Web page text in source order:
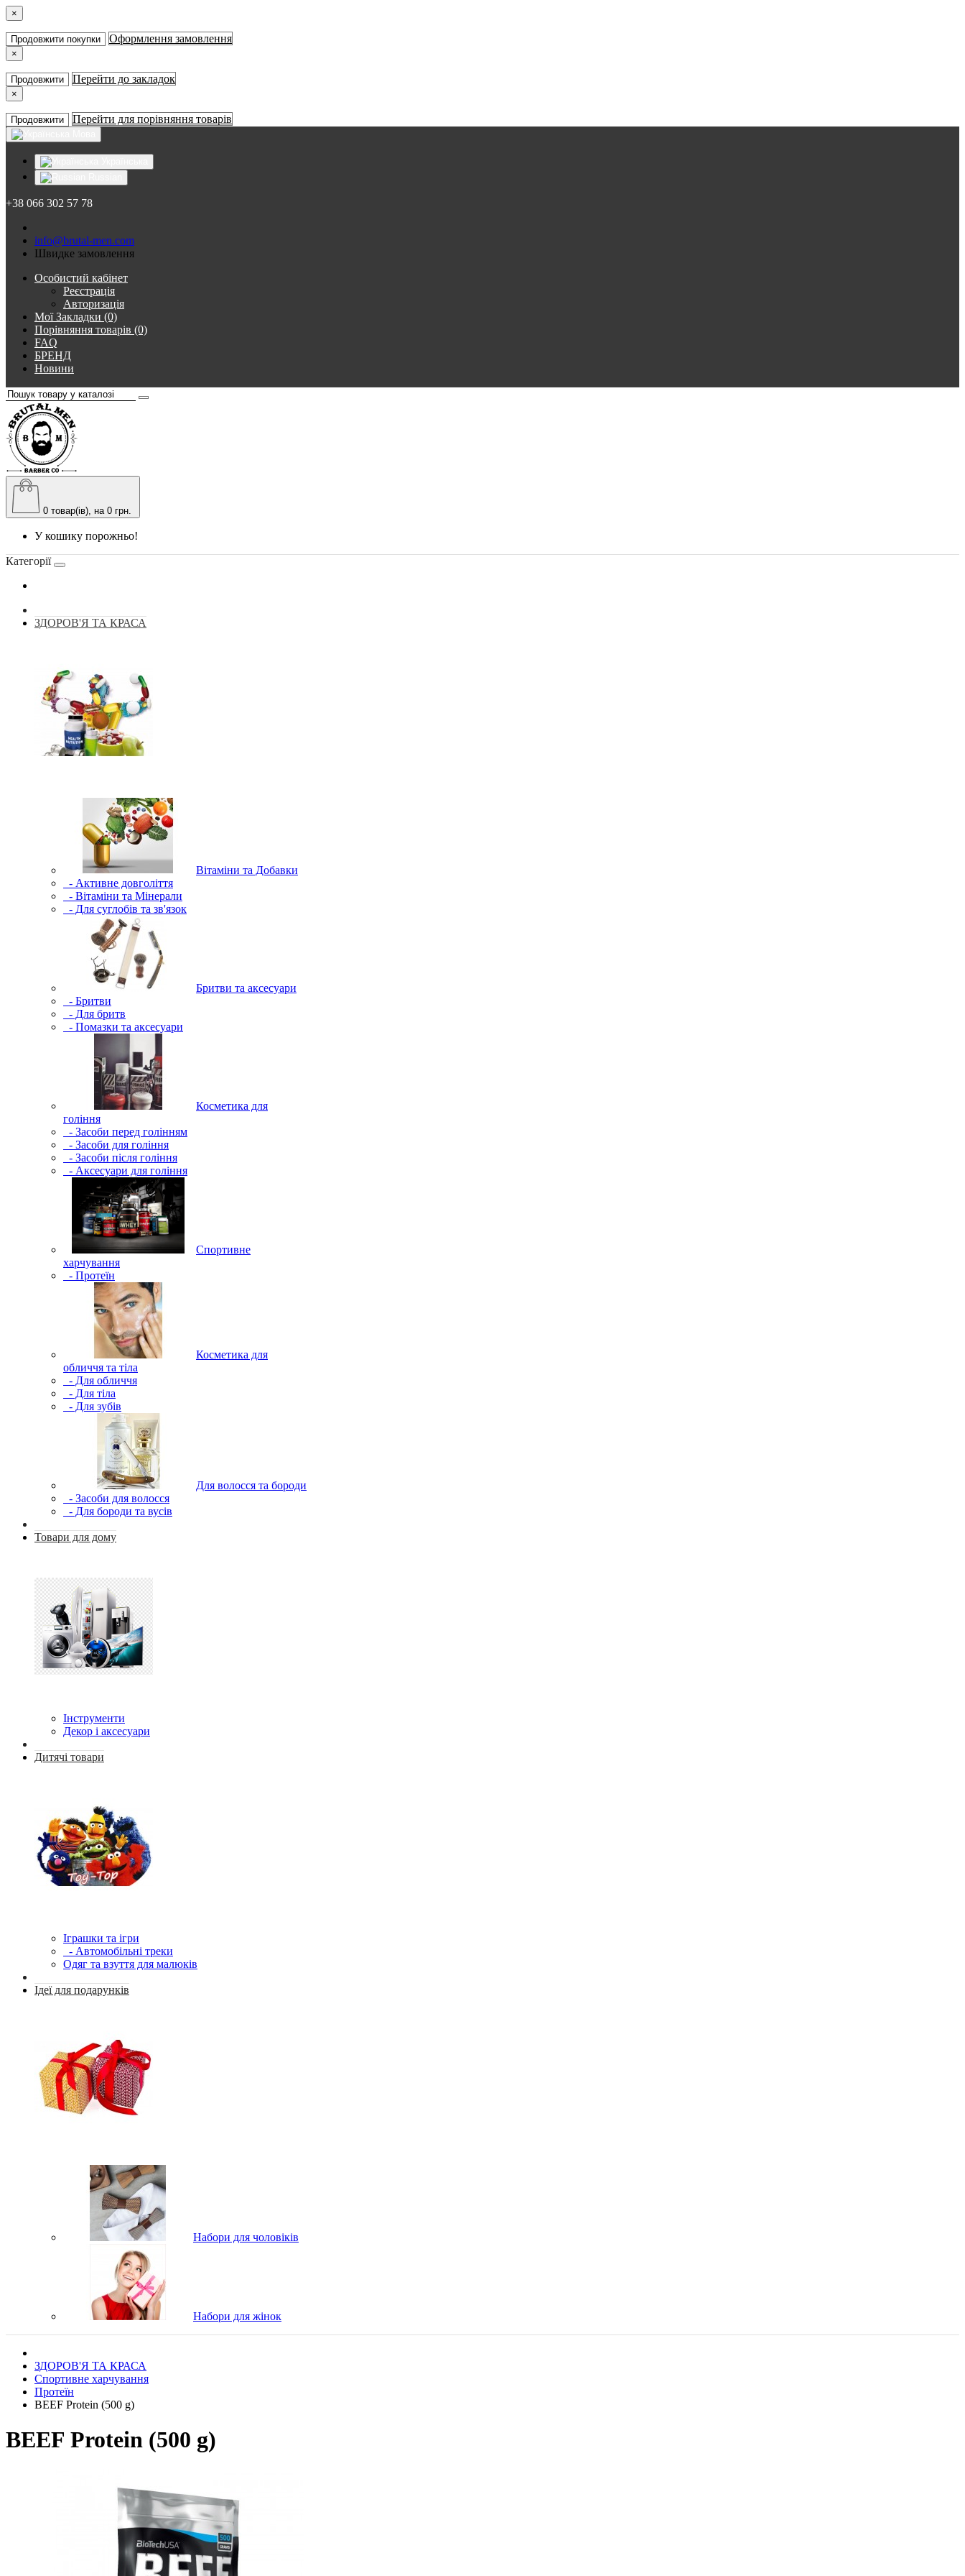
×
Продовжити покупки Оформлення замовлення
×
Продовжити Перейти до закладок
×
Продовжити Перейти для порівняння товарів
+38 066 302 57 78
info@brutal-men.com
Швидке замовлення
Особистий кабінет
Реєстрація
Авторизація
Мої Закладки (0)
Порівняння товарів (0)
FAQ
БРЕНД
Новини
0 товар(ів), на 0 грн.
У кошику порожньо!
Категорії
ЗДОРОВ'Я ТА КРАСА
Вітаміни та Добавки
- Активне довголіття
- Вітаміни та Мінерали
- Для суглобів та зв'язок
Бритви та аксесуари
- Бритви
- Для бритв
- Помазки та аксесуари
Косметика для
гоління
- Засоби перед голінням
- Засоби для гоління
- Засоби після гоління
- Аксесуари для гоління
Спортивне
харчування
- Протеїн
Косметика для
обличчя та тіла
- Для обличчя
- Для тіла
- Для зубів
Для волосся та бороди
- Засоби для волосся
- Для бороди та вусів
Товари для дому
Інструменти
Декор і аксесуари
Дитячі товари
Іграшки та ігри
- Автомобільні треки
Одяг та взуття для малюків
Ідеї для подарунків
Набори для чоловіків
Набори для жінок
ЗДОРОВ'Я ТА КРАСА
Спортивне харчування
Протеїн
BEEF Protein (500 g)
BEEF Protein (500 g)